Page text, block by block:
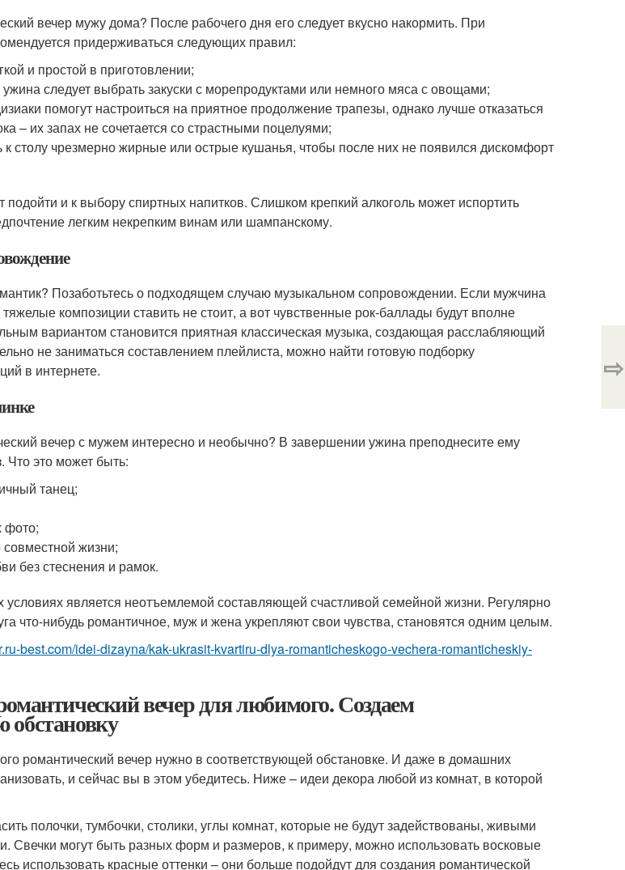
вечер мужу дома? После рабочего дня его следует вкусно накормить. При
придерживаться следующих правил:
и простой в приготовлении;
следует выбрать закуски с морепродуктами или немного мяса с овощами;
помогут настроиться на приятное продолжение трапезы, однако лучше отказаться
– их запах не сочетается со страстными поцелуями;
к столу чрезмерно жирные или острые кушанья, чтобы после них не появился дискомфорт
подойти и к выбору спиртных напитков. Слишком крепкий алкоголь может испортить
легким некрепким винам или шампанскому.
Позаботьтесь о подходящем случаю музыкальном сопровождении. Если мужчина
композиции ставить не стоит, а вот чувственные рок-баллады будут вполне
вариантом становится приятная классическая музыка, создающая расслабляющий
не заниматься составлением плейлиста, можно найти готовую подборку
в интернете.
вечер с мужем интересно и необычно? В завершении ужина преподнесите ему
это может быть:
танец;
фото;
жизни;
без стеснения и рамок.
является неотъемлемой составляющей счастливой семейной жизни. Регулярно
что-нибудь романтичное, муж и жена укрепляют свои чувства, становятся одним целым.
best.com/idei-dizayna/kak-ukrasit-kvartiru-dlya-romanticheskogo-vechera-romanticheskiy-
вечер для любимого. Создаем
обстановку
романтический вечер нужно в соответствующей обстановке. И даже в домашних
и сейчас вы в этом убедитесь. Ниже – идеи декора любой из комнат, в которой
полочки, тумбочки, столики, углы комнат, которые не будут задействованы, живыми
Свечки могут быть разных форм и размеров, к примеру, можно использовать восковые
использовать красные оттенки – они больше подойдут для создания романтической
⇨